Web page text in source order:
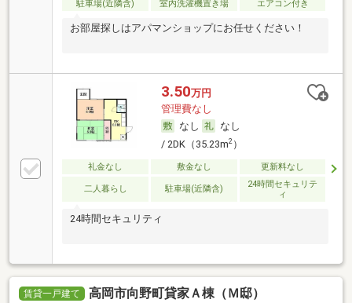
駐車場(近隣含) 室内洗濯機置き場 エアコン付き
お部屋探しはアパマンショップにお任せください！
3.50万円
管理費なし
なし
なし
/ 2DK（35.23m2）
礼金なし 敷金なし 更新料なし
二人暮らし 駐車場(近隣含)
24時間セキュリテ
ィ
24時間セキュリティ
賃貸一戸建て 高岡市向野町貸家Ａ棟（Ｍ邸）